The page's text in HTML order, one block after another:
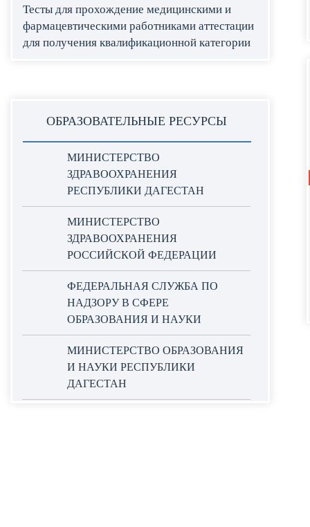
Тесты для прохождение медицинскими и
фармацевтическими работниками аттестации
для получения квалификационной категории
ОБРАЗОВАТЕЛЬНЫЕ РЕСУРСЫ
МИНИСТЕРСТВО
ЗДРАВООХРАНЕНИЯ
РЕСПУБЛИКИ ДАГЕСТАН
МИНИСТЕРСТВО
ЗДРАВООХРАНЕНИЯ
РОССИЙСКОЙ ФЕДЕРАЦИИ
ФЕДЕРАЛЬНАЯ СЛУЖБА ПО
НАДЗОРУ В СФЕРЕ
ОБРАЗОВАНИЯ И НАУКИ
МИНИСТЕРСТВО ОБРАЗОВАНИЯ
И НАУКИ РЕСПУБЛИКИ
ДАГЕСТАН